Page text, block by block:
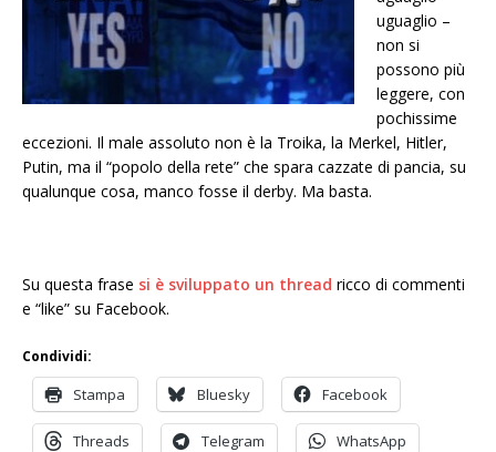
uguaglio –
non si
possono più
leggere, con
pochissime
eccezioni. Il male assoluto non è la Troika, la Merkel, Hitler,
Putin, ma il “popolo della rete” che spara cazzate di pancia, su
qualunque cosa, manco fosse il derby. Ma basta.
Su questa frase si è sviluppato un thread ricco di commenti
e “like” su Facebook.
Condividi:
Stampa Bluesky Facebook
Threads Telegram WhatsApp